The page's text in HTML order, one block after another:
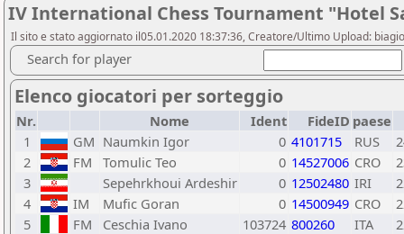
IV International Chess Tournament "Hotel
Il sito e stato aggiornato il05.01.2020 18:37:36, Creatore/Ultimo Upload:
Search for player
Elenco giocatori per sorteggio
Nr. Nome Ident FideID paese
1
GM Naumkin Igor 0 4101715 RUS
2
FM Tomulic Teo 0 14527006 CRO
3
Sepehrkhoui Ardeshir 0 12502480 IRI
4
IM Mufic Goran 0 14500949 CRO
5
FM Ceschia Ivano 103724 800260 ITA